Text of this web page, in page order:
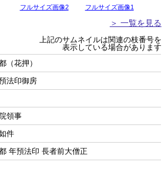
フルサイズ画像2 フルサイズ画像1
＞ 一覧を見る
上記のサムネイルは関連の枝番号を
表示している場合があります
（花押）
法印御房
領事
件
年預法印 長者前大僧正